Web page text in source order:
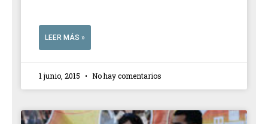
LEER MÁS »
1 junio, 2015 No hay comentarios